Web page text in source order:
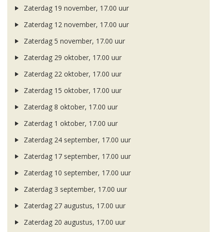
Zaterdag 19 november, 17.00 uur
Zaterdag 12 november, 17.00 uur
Zaterdag 5 november, 17.00 uur
Zaterdag 29 oktober, 17.00 uur
Zaterdag 22 oktober, 17.00 uur
Zaterdag 15 oktober, 17.00 uur
Zaterdag 8 oktober, 17.00 uur
Zaterdag 1 oktober, 17.00 uur
Zaterdag 24 september, 17.00 uur
Zaterdag 17 september, 17.00 uur
Zaterdag 10 september, 17.00 uur
Zaterdag 3 september, 17.00 uur
Zaterdag 27 augustus, 17.00 uur
Zaterdag 20 augustus, 17.00 uur